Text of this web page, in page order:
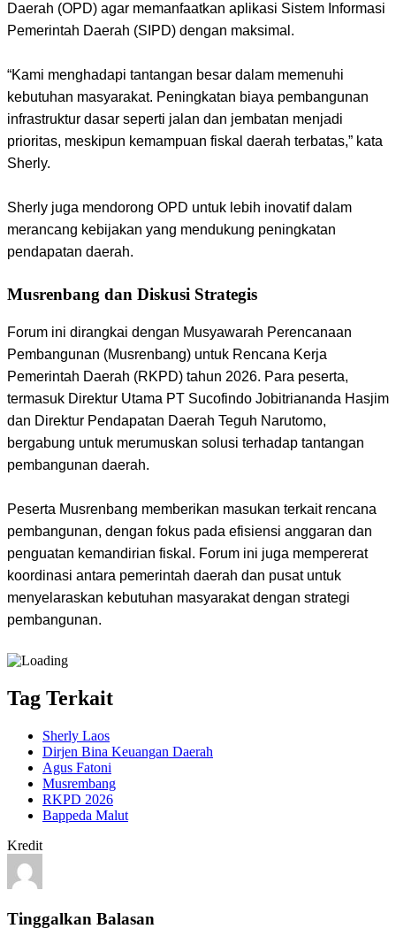
Daerah (OPD) agar memanfaatkan aplikasi Sistem Informasi
Pemerintah Daerah (SIPD) dengan maksimal.
“Kami menghadapi tantangan besar dalam memenuhi
kebutuhan masyarakat. Peningkatan biaya pembangunan
infrastruktur dasar seperti jalan dan jembatan menjadi
prioritas, meskipun kemampuan fiskal daerah terbatas,” kata
Sherly.
Sherly juga mendorong OPD untuk lebih inovatif dalam
merancang kebijakan yang mendukung peningkatan
pendapatan daerah.
Musrenbang dan Diskusi Strategis
Forum ini dirangkai dengan Musyawarah Perencanaan
Pembangunan (Musrenbang) untuk Rencana Kerja
Pemerintah Daerah (RKPD) tahun 2026. Para peserta,
termasuk Direktur Utama PT Sucofindo Jobitriananda Hasjim
dan Direktur Pendapatan Daerah Teguh Narutomo,
bergabung untuk merumuskan solusi terhadap tantangan
pembangunan daerah.
Peserta Musrenbang memberikan masukan terkait rencana
pembangunan, dengan fokus pada efisiensi anggaran dan
penguatan kemandirian fiskal. Forum ini juga mempererat
koordinasi antara pemerintah daerah dan pusat untuk
menyelaraskan kebutuhan masyarakat dengan strategi
pembangunan.
Tag Terkait
Sherly Laos
Dirjen Bina Keuangan Daerah
Agus Fatoni
Musrembang
RKPD 2026
Bappeda Malut
Kredit
Tinggalkan Balasan